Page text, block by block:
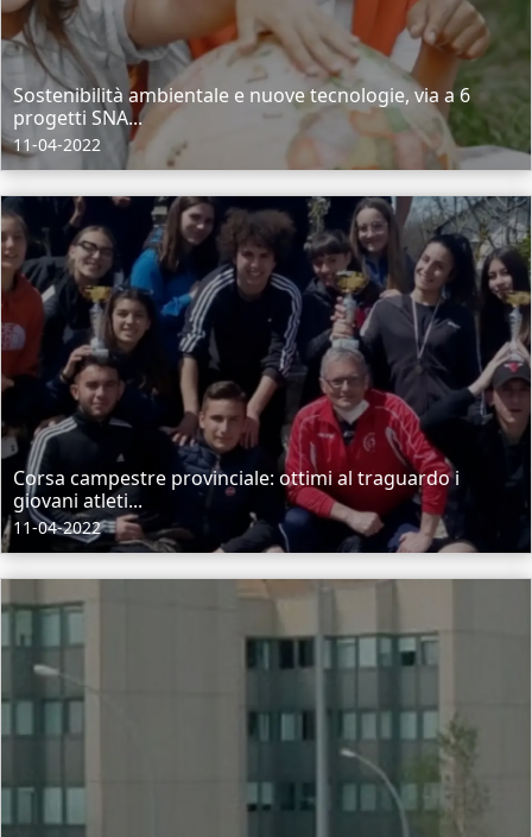
Sostenibilità ambientale e nuove tecnologie, via a 6
progetti SNA...
11-04-2022
Corsa campestre provinciale: ottimi al traguardo i
giovani atleti...
11-04-2022